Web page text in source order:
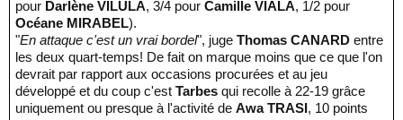
pour Darlène VILULA, 3/4 pour Camille VIALA, 1/2 pour
Océane MIRABEL).
"En attaque c'est un vrai bordel", juge Thomas CANARD entre
les deux quart-temps! De fait on marque moins que ce que l'on
devrait par rapport aux occasions procurées et au jeu
développé et du coup c'est Tarbes qui recolle à 22-19 grâce
uniquement ou presque à l'activité de Awa TRASI, 10 points